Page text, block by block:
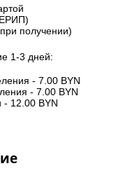
получении)
1-3 дней:
- 7.00 BYN
- 7.00 BYN
- 12.00 BYN